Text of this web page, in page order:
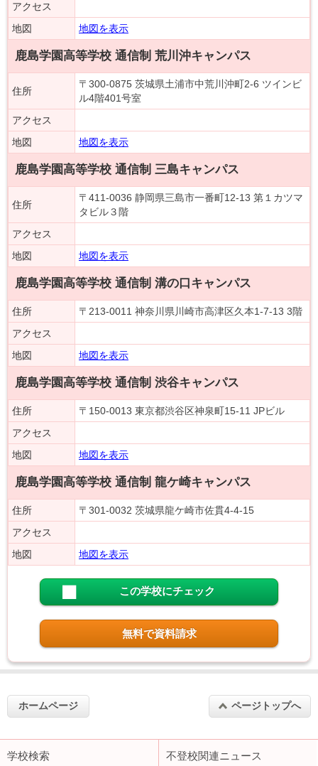
アクセス
地図
地図を表示
鹿島学園高等学校 通信制 荒川沖キャンパス
住所
〒300-0875 茨城県土浦市中荒川沖町2-6 ツインビ
ル4階401号室
アクセス
地図
地図を表示
鹿島学園高等学校 通信制 三島キャンパス
住所
〒411-0036 静岡県三島市一番町12-13 第１カツマ
タビル３階
アクセス
地図
地図を表示
鹿島学園高等学校 通信制 溝の口キャンパス
住所
〒213-0011 神奈川県川崎市高津区久本1-7-13 3階
アクセス
地図
地図を表示
鹿島学園高等学校 通信制 渋谷キャンパス
住所
〒150-0013 東京都渋谷区神泉町15-11 JPビル
アクセス
地図
地図を表示
鹿島学園高等学校 通信制 龍ケ崎キャンパス
住所
〒301-0032 茨城県龍ケ崎市佐貫4-4-15
アクセス
地図
地図を表示
この学校にチェック
無料で資料請求
ホームページ ページトップへ
学校検索 不登校関連ニュース